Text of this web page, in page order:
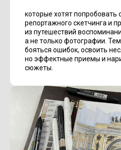
которые хотят попробовать
репортажного скетчинга и
из путешествий
а не только фотографии.
бояться ошибок, освоить
но эффектные приемы и
сюжеты.